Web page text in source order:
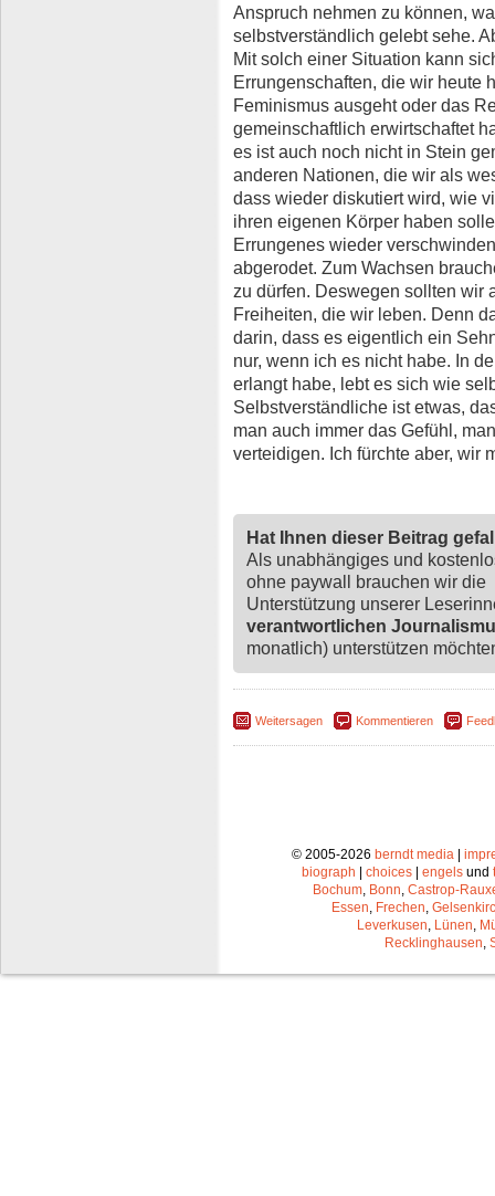
Anspruch nehmen zu können,
selbstverständlich gelebt sehe.
Mit solch einer Situation kann
Errungenschaften, die wir heute
Feminismus ausgeht oder das
gemeinschaftlich erwirtschaftet
es ist auch noch nicht in Stein
anderen Nationen, die wir als
dass wieder diskutiert wird, wie
ihren eigenen Körper haben
Errungenes wieder
abgerodet. Zum Wachsen
zu dürfen. Deswegen sollten wir
Freiheiten, die wir leben. Denn
darin, dass es eigentlich ein
nur, wenn ich es nicht habe. In
erlangt habe, lebt es sich wie
Selbstverständliche ist etwas,
man auch immer das Gefühl,
verteidigen. Ich fürchte aber, wir
Hat Ihnen dieser Beitrag
Als unabhängiges und
ohne paywall brauchen wir die
Unterstützung unserer
verantwortlichen
monatlich) unterstützen
Weitersagen Kommentieren
© 2005-2026 berndt media |
biograph | choices | engels und
Bochum Bonn Castrop-
Essen Frechen
Leverkusen Lünen
Recklinghausen